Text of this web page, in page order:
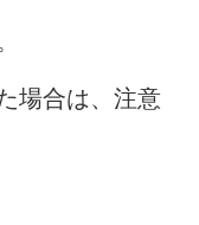
場合は、注意